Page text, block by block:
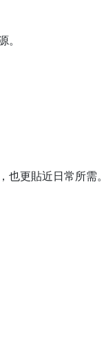
也更貼近日常所需。